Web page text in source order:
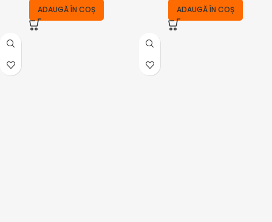
ADAUGĂ ÎN COȘ ADAUGĂ ÎN COȘ